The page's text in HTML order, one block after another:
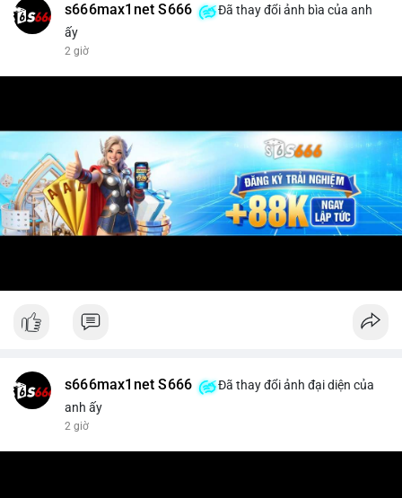
s666max1net S666
Đã thay đổi ảnh bìa của anh
ấy
2 giờ
s666max1net S666
Đã thay đổi ảnh đại diện của
anh ấy
2 giờ